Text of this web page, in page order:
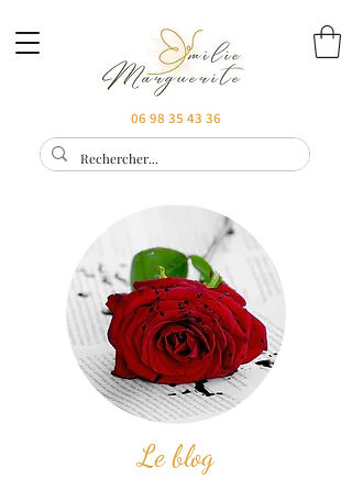
06 98 35 43 36
Le blog